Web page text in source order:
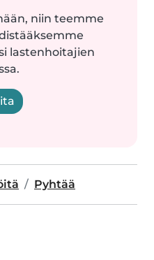
niin teemme
lastenhoitajien
Pyhtää